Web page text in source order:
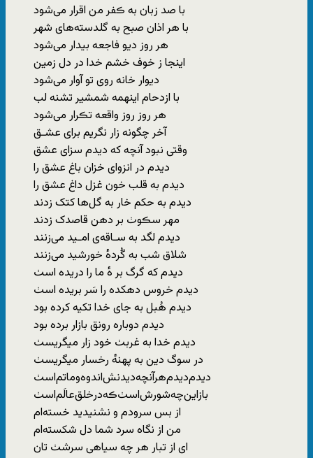
با صد زبان به‌ ڪفر من ‌اقرار می‌شود
با هر اذان‌ صبح به‌ گلدسته‌های شهر
هر روز دیو فاجعه بیدار می‌شود
اینجا ز خوف‌ خشم‌ خدا در دل‌ زمین
دیوار خانه روی تو آوار می‌شود
با ازدحام اینهمه شمشیر تشنه‌ لب
هر روز روز واقعه تڪرار می‌شود
آخر چگونه زار نگریم برای عشـق
وقتی‌ نبود آنچه‌ که دیدم سزای‌ عشق
دیدم‌ در انزوای خزان باغ عشق را
دیدم ‌به قلب خون‌ غزل داغ‌ عشق را
دیدم به حکم‌ خار به‌ گل‌ها کتک زدند
مهر سڪوٺ بر دهن قاصدک زدند
دیدم لگد به‌ سـاقه‌ی امـید می‌زنند
شلاق‌ شب به‌ گُرده‌ٔ خورشید می‌زنند
دیدم که ‌گرگ بر ه‌ٔ ما را دریده‌ اسٺ
دیدم‌ خروس‌ دهکده‌ را سَر بریده‌ اسٺ
دیدم هُبل به جای خدا تکیه‌ کرده‌ بود
دیدم دوباره رونق بازار برده بود
دیدم‌ خدا به‌ غربٺ خود زار میگریسٺ
در سوگ‌ دین‌ به‌ پهنه‌ٔ رخسار میگریسٺ
دیدم‌دیدم‌هرآنچه‌دیدنش‌اندوه‌وماتم‌اسٺ
بازاین‌چه‌شورش‌اسٺ‌ڪه‌درخلق‌عالَم‌اسٺ
از بس سرودم و نشنیدید خسته‌ام
من از نگاه سرد شما دل ‌شکسته‌ام
ای‌ از تبار هر چه‌ سیاهی سرشٺ‌ تان